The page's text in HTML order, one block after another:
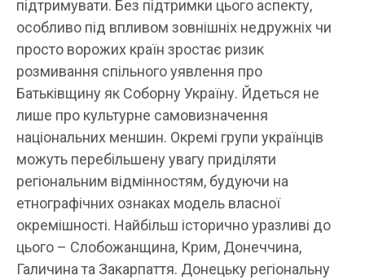
підтримувати. Без підтримки цього аспекту,
особливо під впливом зовнішніх недружніх чи
просто ворожих країн зростає ризик
розмивання спільного уявлення про
Батьківщину як Соборну Україну. Йдеться не
лише про культурне самовизначення
національних меншин. Окремі групи українців
можуть перебільшену увагу приділяти
регіональним відмінностям, будуючи на
етнографічних ознаках модель власної
окремішності. Найбільш історично уразливі до
цього – Слобожанщина, Крим, Донеччина,
Галичина та Закарпаття. Донецьку регіональну